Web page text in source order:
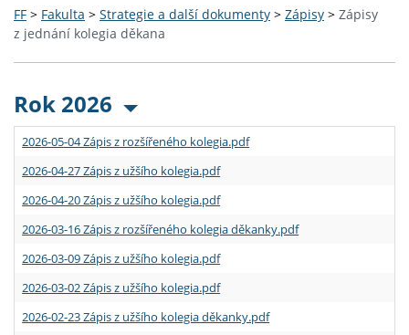
FF > Fakulta > Strategie a další dokumenty > Zápisy > Zápisy
z jednání kolegia děkana
Rok 2026
2026-05-04 Zápis z rozšířeného kolegia.pdf
2026-04-27 Zápis z užšího kolegia.pdf
2026-04-20 Zápis z užšího kolegia.pdf
2026-03-16 Zápis z rozšířeného kolegia děkanky.pdf
2026-03-09 Zápis z užšího kolegia.pdf
2026-03-02 Zápis z užšího kolegia.pdf
2026-02-23 Zápis z užšího kolegia děkanky.pdf